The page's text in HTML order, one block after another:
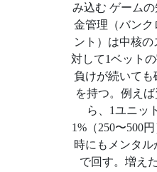
み込む ゲーム
金管理（バンク
ント）は中核
対して1ベット
負けが続いて
を持つ。例え
ら、1ユニッ
1%（250〜500
時にもメンタ
で回す。増え